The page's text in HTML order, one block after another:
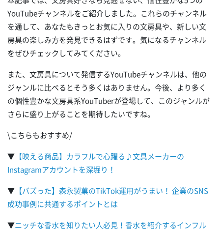
YouTubeチャンネルをご紹介しました。これらのチャンネル
を通して、あなたもきっとお気に入りの文房具や、新しい文
房具の楽しみ方を発見できるはずです。気になるチャンネル
をぜひチェックしてみてください。
また、文房具について発信するYouTubeチャンネルは、他の
ジャンルに比べるとそう多くはありません。今後、より多く
の個性豊かな文房具系YouTuberが登場して、このジャンルが
さらに盛り上がることを期待したいですね。
\こちらもおすすめ/
▼ 【映える商品】カラフルで心躍る♪文具メーカーの
Instagramアカウントを深堀り！
▼ 【バズった】森永製菓のTikTok運用がうまい！ 企業のSNS
成功事例に共通するポイントとは
▼ニッチな香水を知りたい人必見！香水を紹介するインフル